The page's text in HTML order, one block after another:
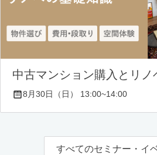
中古マンション購入とリノ
8月30日（日） 13:00~14:00
すべてのセミナー・イ